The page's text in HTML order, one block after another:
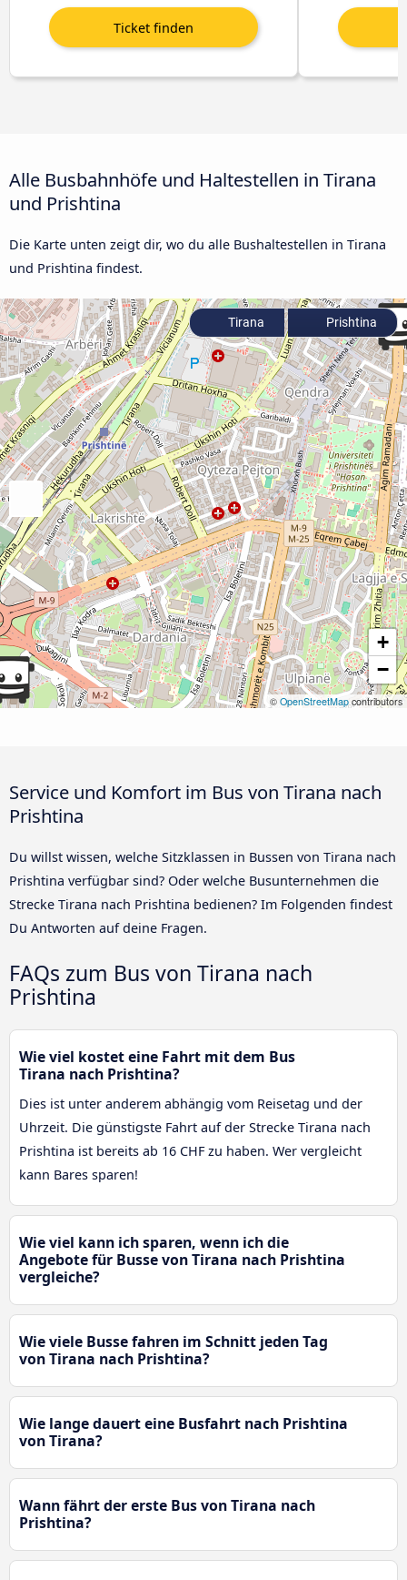
Alle Busbahnhöfe und Haltestellen in Tirana
und Prishtina
Die Karte unten zeigt dir, wo du alle Bushaltestellen in Tirana
und Prishtina findest.
+
−
© OpenStreetMap contributors
Tirana Prishtina
Service und Komfort im Bus von Tirana nach
Prishtina
Du willst wissen, welche Sitzklassen in Bussen von Tirana nach
Prishtina verfügbar sind? Oder welche Busunternehmen die
Strecke Tirana nach Prishtina bedienen? Im Folgenden findest
Du Antworten auf deine Fragen.
FAQs zum Bus von Tirana nach
Prishtina
Wie viel kostet eine Fahrt mit dem Bus
Tirana nach Prishtina?
Dies ist unter anderem abhängig vom Reisetag und der
Uhrzeit. Die günstigste Fahrt auf der Strecke Tirana nach
Prishtina ist bereits ab 16 CHF zu haben. Wer vergleicht
kann Bares sparen!
Wie viel kann ich sparen, wenn ich die
Angebote für Busse von Tirana nach Prishtina
vergleiche?
Wie viele Busse fahren im Schnitt jeden Tag
von Tirana nach Prishtina?
Wie lange dauert eine Busfahrt nach Prishtina
von Tirana?
Wann fährt der erste Bus von Tirana nach
Prishtina?